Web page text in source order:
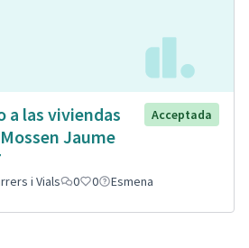
a las viviendas
Jaume
Acceptada
i Vials 0 0 Esmena